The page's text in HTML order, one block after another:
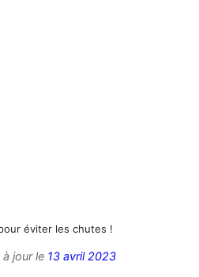
éviter les chutes !
à jour le 13 avril 2023